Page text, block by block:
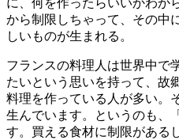
に、何を作ったらいいかわか
から制限しちゃって、その中
しいものが生まれる。
フランスの料理人は世界中で
たいという思いを持って、故
料理を作っている人が多い。
生んでいます。というのも、
す。買える食材に制限がある